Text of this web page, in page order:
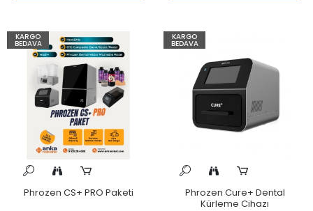
KARGO
BEDAVA
Phrozen CS+ PRO Paketi
KARGO
BEDAVA
Phrozen Cure+ Dental
Kürleme Cihazı